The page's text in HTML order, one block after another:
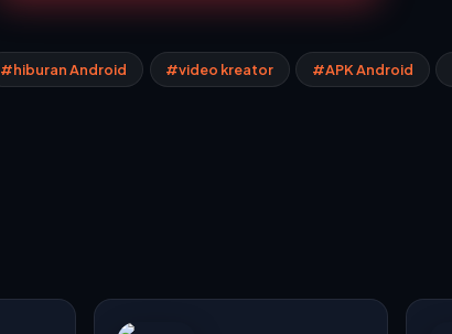
#hiburan Android #video kreator #APK Android